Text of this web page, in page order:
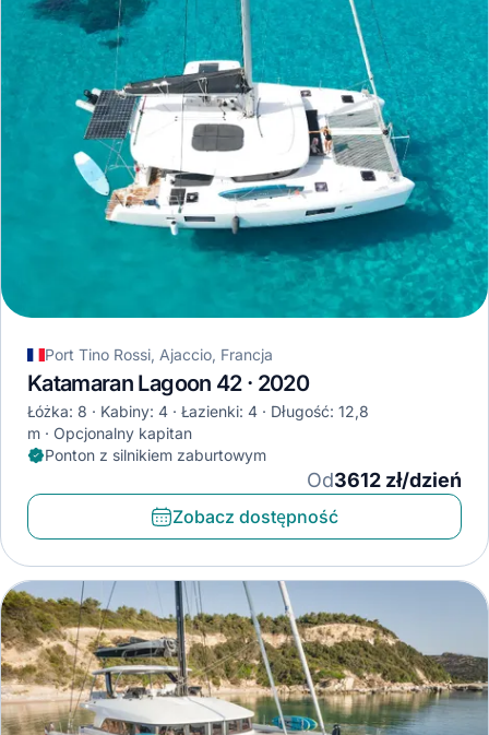
Port Tino Rossi, Ajaccio, Francja
Katamaran Lagoon 42 · 2020
Łóżka: 8 Kabiny: 4 Łazienki: 4
Długość: 12,8
m
Opcjonalny kapitan
Ponton z silnikiem zaburtowym
Od3612 zł/dzień
Zobacz dostępność